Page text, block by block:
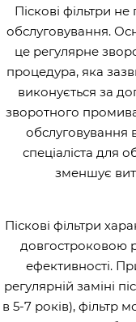
Піскові фільтри
обслуговування.
це регулярне
процедура, яка
виконується за
зворотного
обслуговування
спеціаліста для
зменшує
Піскові фільтри
довгостроковою
ефективності.
регулярній заміні
в 5-7 років), фільтр